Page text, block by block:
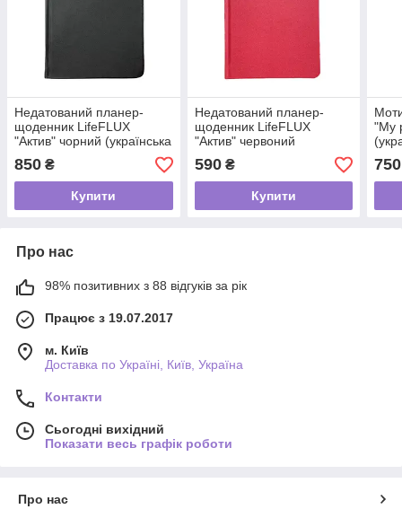
Недатований планер-
щоденник LifeFLUX
"Актив" чорний (українська
мова)
850 ₴
Купити
Недатований планер-
щоденник LifeFLUX
"Актив" червоний
(російська мова)
590₴
Купити
"My
750
Про нас
98% позитивних з 88 відгуків за рік
Працює з 19.07.2017
м. Київ
Доставка по Україні, Київ, Україна
Контакти
Сьогодні вихідний
Показати весь графік роботи
Про нас